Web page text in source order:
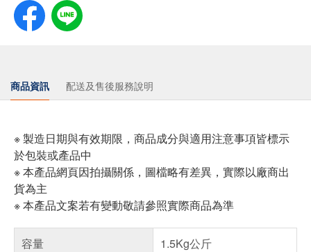
商品資訊 配送及售後服務說明
※ 製造日期與有效期限，商品成分與適用注意事項皆標示
於包裝或產品中
※ 本產品網頁因拍攝關係，圖檔略有差異，實際以廠商出
貨為主
※ 本產品文案若有變動敬請參照實際商品為準
容量
1.5Kg公斤